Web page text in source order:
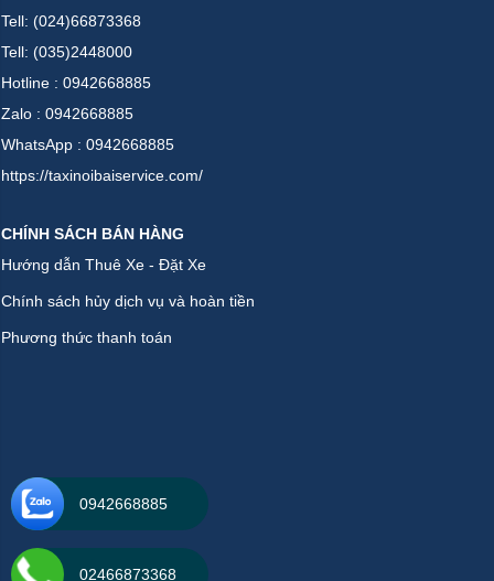
Tell: (024)66873368
Tell: (035)2448000
Hotline : 0942668885
Zalo : 0942668885
WhatsApp : 0942668885
https://taxinoibaiservice.com/
CHÍNH SÁCH BÁN HÀNG
Hướng dẫn Thuê Xe - Đặt Xe
Chính sách hủy dịch vụ và hoàn tiền
Phương thức thanh toán
0942668885
02466873368